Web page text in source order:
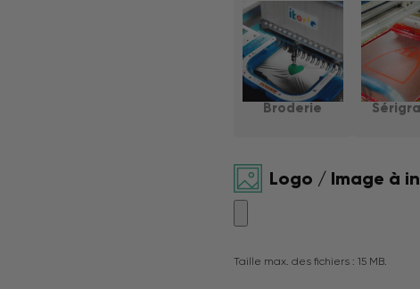
Broderie
Logo / Image à
Taille max. des fichiers : 15 MB.